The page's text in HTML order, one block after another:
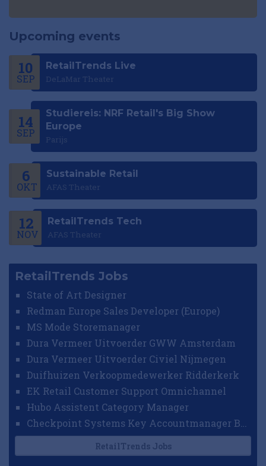
Upcoming events
10
SEP
RetailTrends Live
DeLaMar Theater
14
SEP
Studiereis: NRF Retail's Big Show
Europe
Parijs
6
OKT
Sustainable Retail
AFAS Theater
12
NOV
RetailTrends Tech
AFAS Theater
RetailTrends Jobs
State of Art Designer
Redman Europe Sales Developer (Europe)
MS Mode Storemanager
Dura Vermeer Uitvoerder GWW Amsterdam
Dura Vermeer Uitvoerder Civiel Nijmegen
Duifhuizen Verkoopmedewerker Ridderkerk
EK Retail Customer Support Omnichannel
Hubo Assistent Category Manager
RetailTrends Jobs